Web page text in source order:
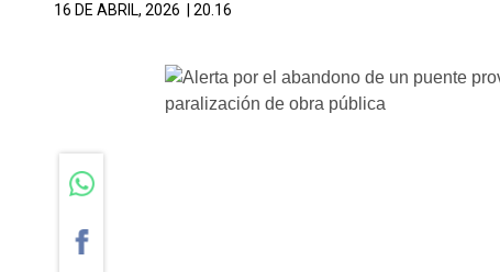
16 DE ABRIL, 2026 | 20.16